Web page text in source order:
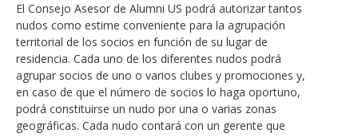
El Consejo Asesor de Alumni US podrá autorizar tantos
nudos como estime conveniente para la agrupación
territorial de los socios en función de su lugar de
residencia. Cada uno de los diferentes nudos podrá
agrupar socios de uno o varios clubes y promociones y,
en caso de que el número de socios lo haga oportuno,
podrá constituirse un nudo por una o varias zonas
geográficas. Cada nudo contará con un gerente que